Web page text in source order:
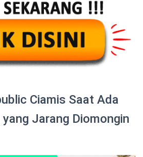
Ciamis Saat Ada
yang Jarang Diomongin